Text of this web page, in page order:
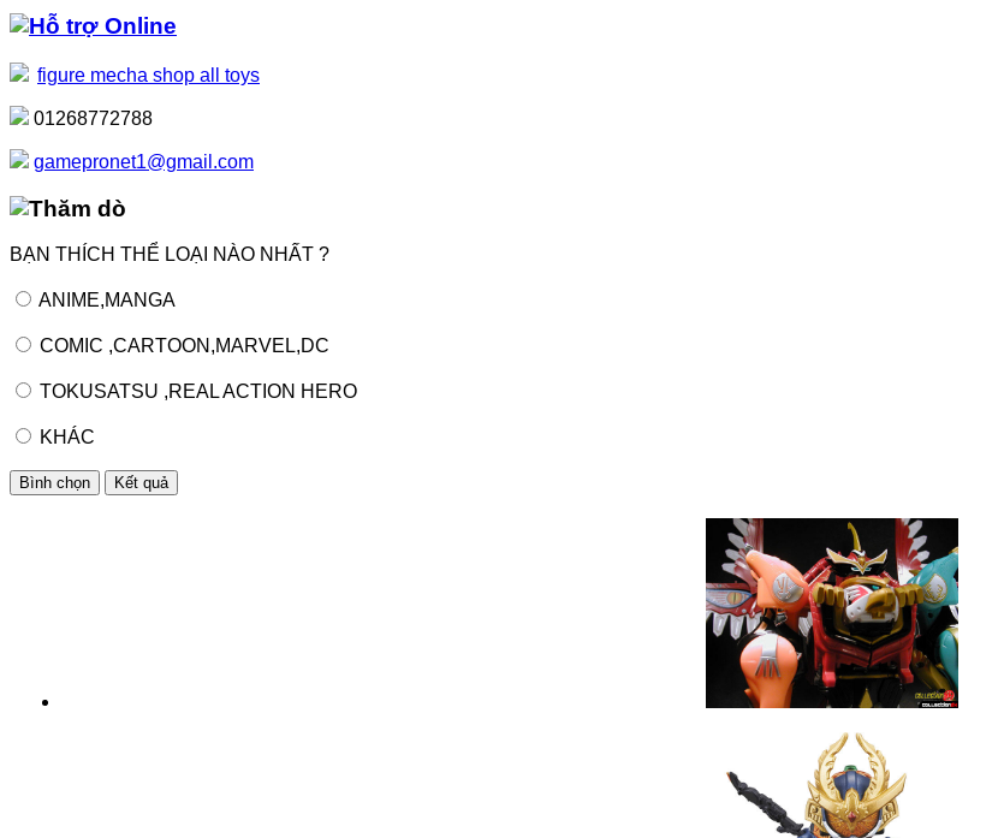
Hỗ trợ Online
figure mecha shop all toys
01268772788
gamepronet1@gmail.com
Thăm dò
BẠN THÍCH THỂ LOẠI NÀO NHẤT ?
ANIME,MANGA
COMIC ,CARTOON,MARVEL,DC
TOKUSATSU ,REAL ACTION HERO
KHÁC